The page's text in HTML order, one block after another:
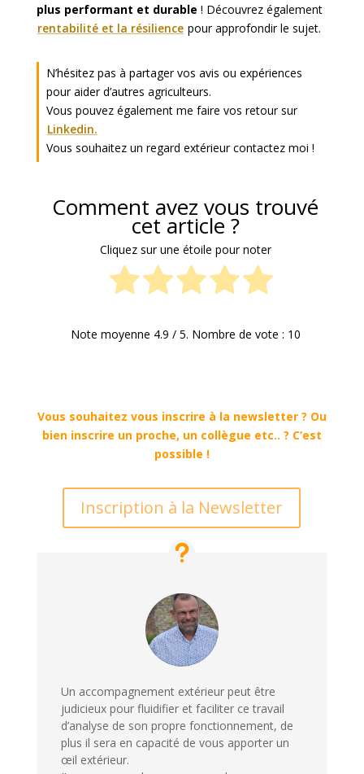
plus performant et durable ! Découvrez également
rentabilité et la résilience pour approfondir le sujet.
N’hésitez pas à partager vos avis ou expériences
pour aider d’autres agriculteurs.
Vous pouvez également me faire vos retour sur
Linkedin.
Vous souhaitez un regard extérieur contactez moi !
Comment avez vous trouvé
cet article ?
Cliquez sur une étoile pour noter
Note moyenne 4.9 / 5. Nombre de vote : 10
Vous souhaitez vous inscrire à la newsletter ? Ou
bien inscrire un proche, un collègue etc.. ? C’est
possible !
Inscription à la Newsletter
Un accompagnement extérieur peut être
judicieux pour fluidifier et faciliter ce travail
d’analyse de son propre fonctionnement, de
plus il sera en capacité de vous apporter un
œil extérieur.